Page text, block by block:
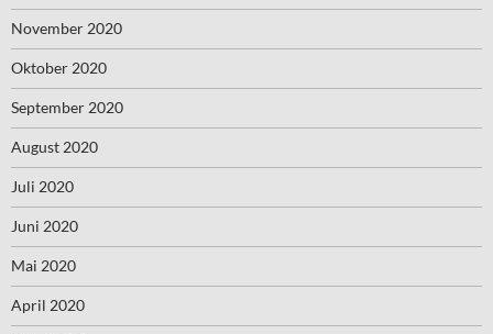
November 2020
Oktober 2020
September 2020
August 2020
Juli 2020
Juni 2020
Mai 2020
April 2020